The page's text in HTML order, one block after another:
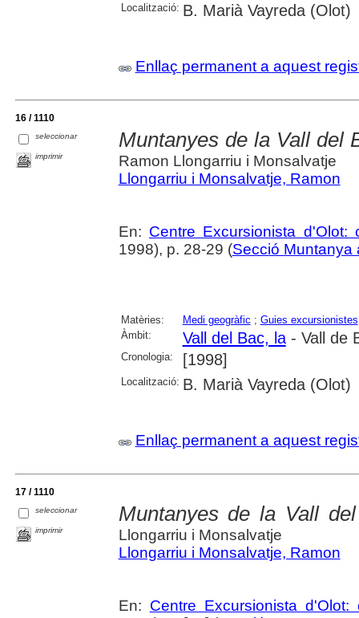
Localització: B. Marià Vayreda (Olot)
Enllaç permanent a aquest
16 / 1110
seleccionar
imprimir
Muntanyes de la Vall del
Ramon Llongarriu i Monsalvatje
Llongarriu i Monsalvatje, Ramon
En: Centre Excursionista d'Olot:
1998), p. 28-29 (Secció Muntanya
Matèries: Medi geogràfic ; Guies excursionistes
Àmbit:
Vall del Bac, la- Vall de
Cronologia: [1998]
Localització: B. Marià Vayreda (Olot)
Enllaç permanent a aquest
17 / 1110
seleccionar
imprimir
Muntanyes de la Vall
Llongarriu i Monsalvatje
Llongarriu i Monsalvatje, Ramon
En: Centre Excursionista